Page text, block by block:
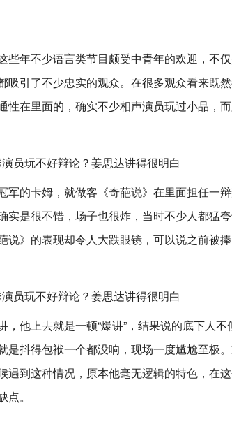
些年不少语言类节目颇受中青年的欢迎，不
吸引了不少忠实的观众。在很多观众看来既
性在里面的，确实不少相声演员玩过小品，
军的卡姆，就做客《奇葩说》在里面担任一
实是很不错，场子也很炸，当时不少人都猛
说》的表现却令人大跌眼镜，可以说之前被
他上去就是一顿“爆讲”，结果说的底下人不
是抖得包袱一个都没响，现场一度尴尬至极
遇到这种情况，原本他毫无逻辑的特色，在
。